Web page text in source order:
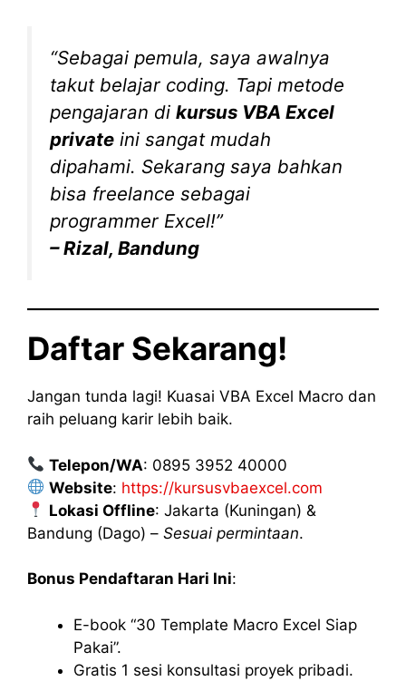
“Sebagai pemula, saya awalnya
takut belajar coding. Tapi metode
pengajaran di kursus VBA Excel
private ini sangat mudah
dipahami. Sekarang saya bahkan
bisa freelance sebagai
programmer Excel!”
– Rizal, Bandung
Daftar Sekarang!
Jangan tunda lagi! Kuasai VBA Excel Macro dan
raih peluang karir lebih baik.
Telepon/WA: 0895 3952 40000
Website: https://kursusvbaexcel.com
Lokasi Offline: Jakarta (Kuningan) &
Bandung (Dago) – Sesuai permintaan.
Bonus Pendaftaran Hari Ini:
E-book “30 Template Macro Excel Siap
Pakai”.
Gratis 1 sesi konsultasi proyek pribadi.